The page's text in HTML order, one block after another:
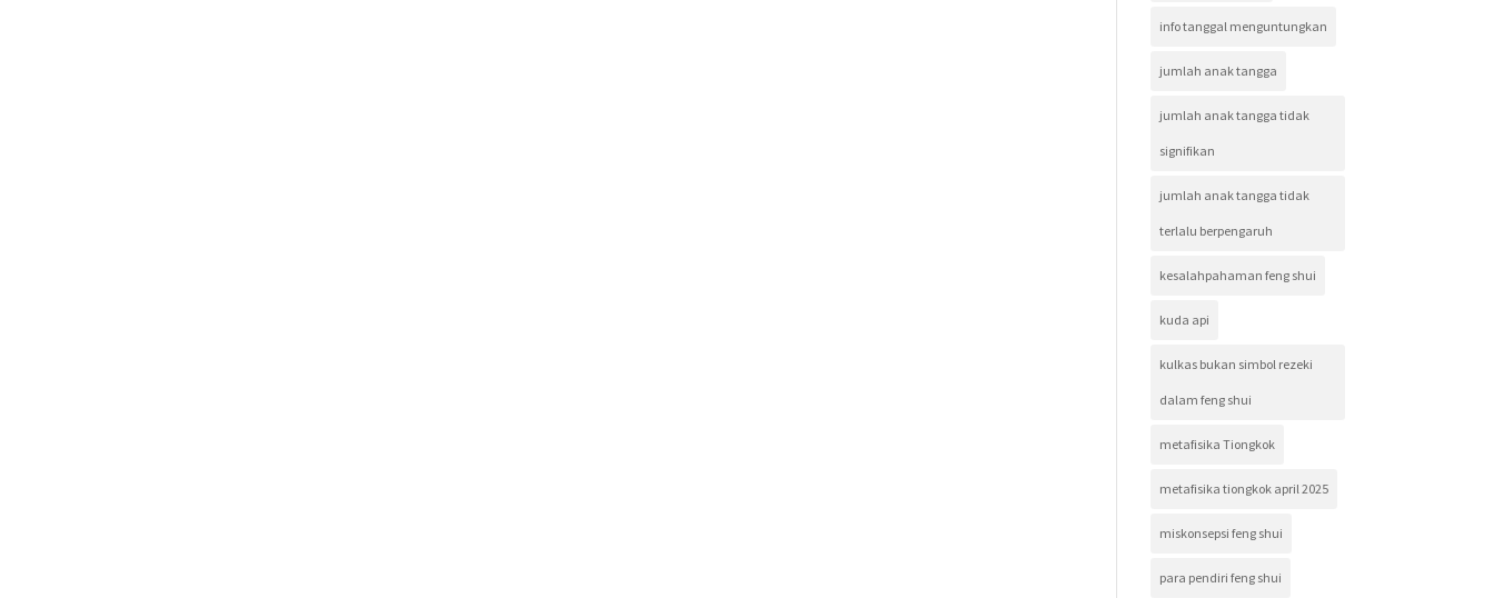
info tanggal menguntungkan
jumlah anak tangga
jumlah anak tangga tidak
signifikan
jumlah anak tangga tidak
terlalu berpengaruh
kesalahpahaman feng shui
kuda api
kulkas bukan simbol rezeki
dalam feng shui
metafisika Tiongkok
metafisika tiongkok april 2025
miskonsepsi feng shui
para pendiri feng shui